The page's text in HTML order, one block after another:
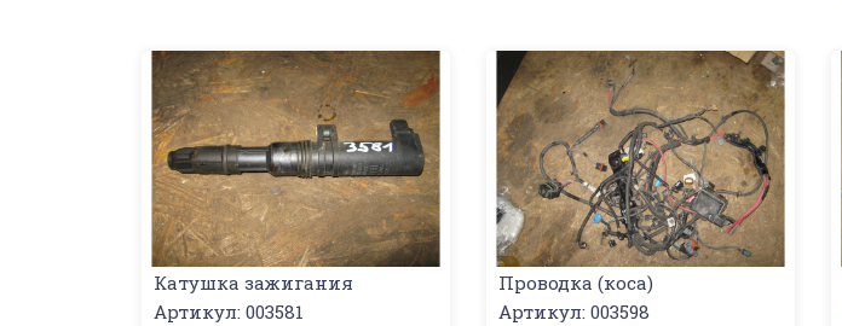
Катушка зажигания
Артикул: 003581
Проводка (коса)
Артикул: 003598